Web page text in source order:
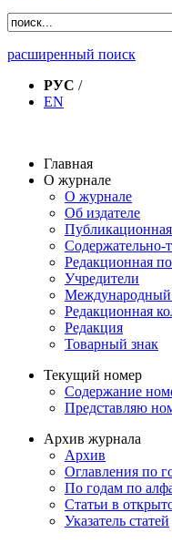
расширенный поиск
РУС /
EN
Главная
О журнале
О журнале
Об издателе
Содержательно-
Редакционная
Учредители
Международный
Редакционная
Редакция
Товарный знак
Текущий номер
Содержание
Представляю
Архив журнала
Архив
Оглавления по
По годам по
Статьи в
Указатель статей